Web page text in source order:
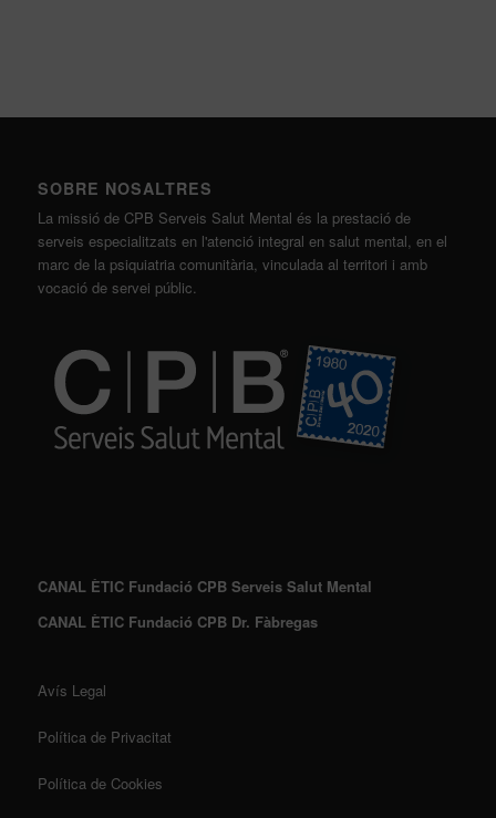
SOBRE NOSALTRES
La missió de CPB Serveis Salut Mental és la prestació de
serveis especialitzats en l'atenció integral en salut mental, en el
marc de la psiquiatria comunitària, vinculada al territori i amb
vocació de servei públic.
CANAL ÈTIC Fundació CPB Serveis Salut Mental
CANAL ÈTIC Fundació CPB Dr. Fàbregas
Avís Legal
Política de Privacitat
Política de Cookies